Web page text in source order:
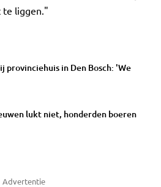
te liggen."
provinciehuis in Den Bosch: 'We
lukt niet, honderden boeren
Advertentie